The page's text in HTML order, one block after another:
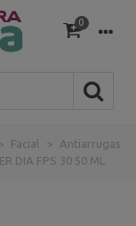
0
> Facial >
Antiarrugas
DIA FPS 30 50 ML